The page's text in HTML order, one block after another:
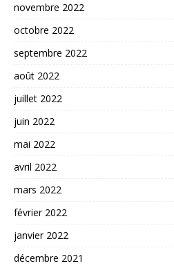
novembre 2022
octobre 2022
septembre 2022
août 2022
juillet 2022
juin 2022
mai 2022
avril 2022
mars 2022
février 2022
janvier 2022
décembre 2021